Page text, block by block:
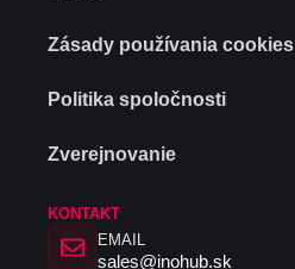
Zásady používania cookies
Politika spoločnosti
Zverejnovanie
KONTAKT
EMAIL
sales@inohub.sk